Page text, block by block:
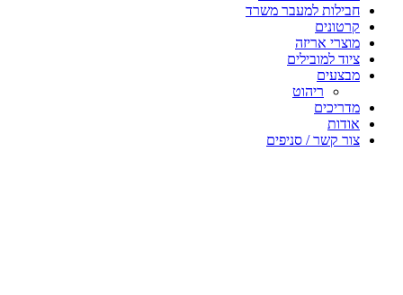
חבילות למעבר משרד
קרטונים
מוצרי אריזה
ציוד למובילים
מבצעים
ריהוט
מדריכים
אודות
צור קשר / סניפים